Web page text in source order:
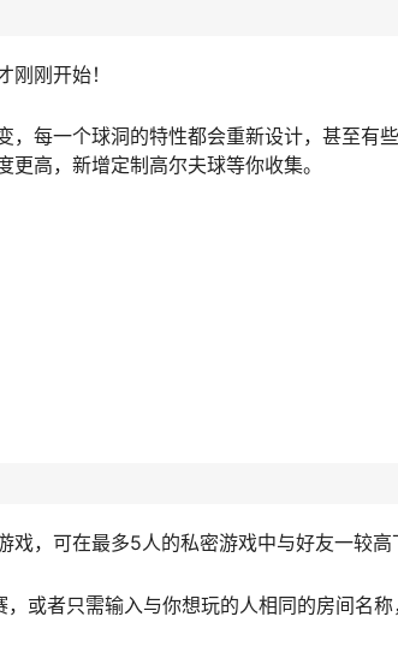
刚开始！
，每一个球洞的特性都会重新设计，甚至有
高，新增定制高尔夫球等你收集。
戏，可在最多5人的私密游戏中与好友一较高
或者只需输入与你想玩的人相同的房间名称